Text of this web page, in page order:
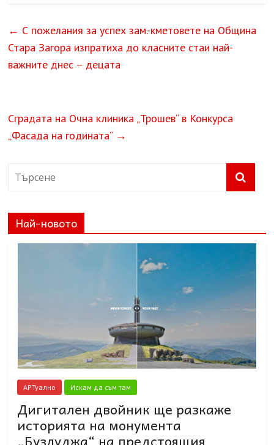
← С пожелания за успех зам.-кметовете на Община
Стара Загора изпратиха до класните стаи най-
важните днес – децата
Сградата на Очна клиника „Трошев“ в Конкурса
„Фасада на годината“ →
Най-новото
АРТуално Искам да съм там
Дигитален двойник ще разкаже
историята на монумента
„Бузлуджа“ на предстоящия